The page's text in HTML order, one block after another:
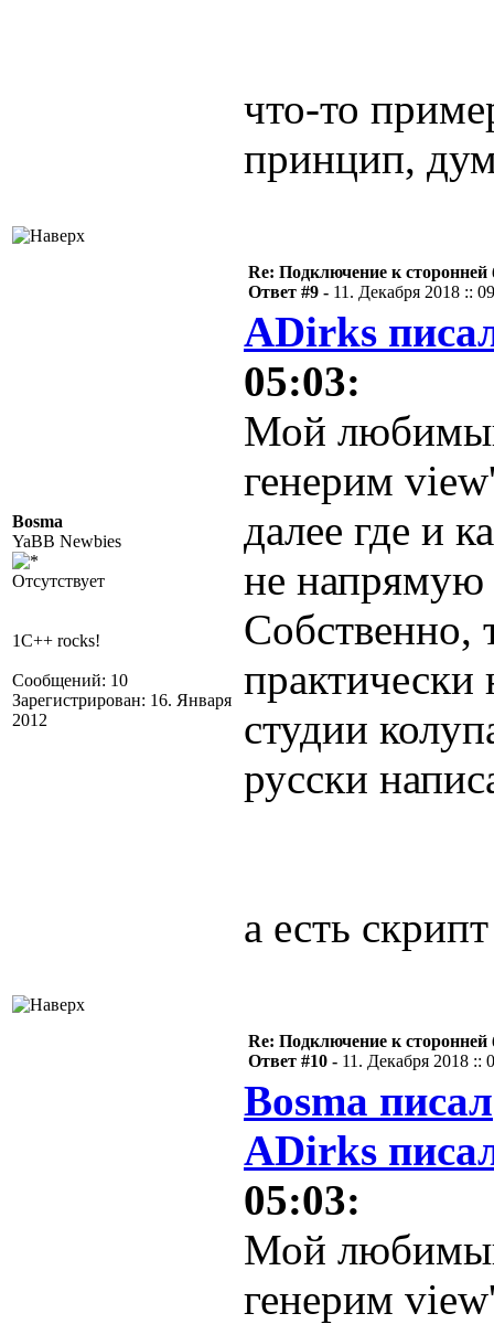
что-то
принцип,
Bosma
YaBB Newbies
Отсутствует
1C++ rocks!
Сообщений: 10
Зарегистрирован: 16. Января
2012
Re: Подключение к сторонней
Ответ #9 - 11. Декабря 2018 ::
ADirks
05:03:
Мой
генерим
далее где и
не напрямую
Собственно,
студии
русски
а есть
Re: Подключение к сторонней
Ответ #10 - 11. Декабря 2018 ::
Bosma
ADirks
05:03:
Мой
генерим